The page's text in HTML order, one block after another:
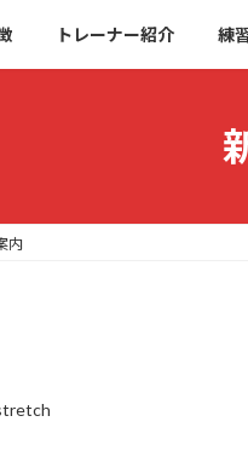
トレーナー紹介 練
内